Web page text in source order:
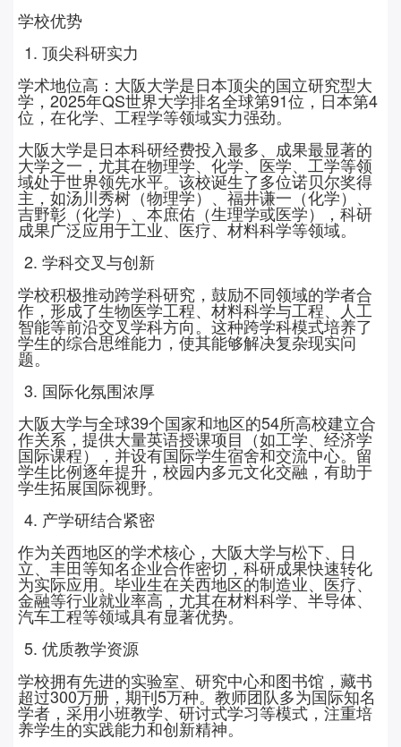
学校优势
1. 顶尖科研实力
学术地位高：大阪大学是日本顶尖的国立研究型大
学， 2025年QS世界大学排名全球第91位，日本第4
位，在化学、工程学等领域实力强劲。
大阪大学是日本科研经费投入最多、成果最显著的
大学之一，尤其在物理学、化学、医学、工学等领
域处于世界领先水平。该校诞生了多位诺贝尔奖得
主，如汤川秀树（物理学）、福井谦一（化学）、
吉野彰（化学）、本庶佑（生理学或医学），科研
成果广泛应用于工业、医疗、材料科学等领域。
2. 学科交叉与创新
学校积极推动跨学科研究，鼓励不同领域的学者合
作，形成了生物医学工程、材料科学与工程、人工
智能等前沿交叉学科方向。这种跨学科模式培养了
学生的综合思维能力，使其能够解决复杂现实问
题。
3. 国际化氛围浓厚
大阪大学与全球39个国家和地区的54所高校建立合
作关系，提供大量英语授课项目（如工学、经济学
国际课程），并设有国际学生宿舍和交流中心。留
学生比例逐年提升，校园内多元文化交融，有助于
学生拓展国际视野。
4. 产学研结合紧密
作为关西地区的学术核心，大阪大学与松下、日
立、丰田等知名企业合作密切，科研成果快速转化
为实际应用。毕业生在关西地区的制造业、医疗、
金融等行业就业率高，尤其在材料科学、半导体、
汽车工程等领域具有显著优势。
5. 优质教学资源
学校拥有先进的实验室、研究中心和图书馆，藏书
超过300万册，期刊5万种。教师团队多为国际知名
学者，采用小班教学、研讨式学习等模式，注重培
养学生的实践能力和创新精神。